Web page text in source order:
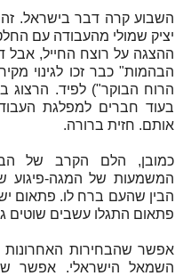
השבוע קרה דבר בישראל.
יציק שמולי מהעבודה עם
ההצגה על רוצח החייל, אבל
הבהמות" כבר זכו לגינוי
הרוח הבוקר") לפיד. הרצוג
בעוד חברים למפלגת
אותם. חזית ברורה.
כמובן, הלם הקרב של
המשמעות של המגה-פיגוע
הבין שהעם ברח לו. פתאום
פתאום התגלו עשבים שוטים
אפשר שהבחירות האחרונות
השמאל הישראלי. אפשר